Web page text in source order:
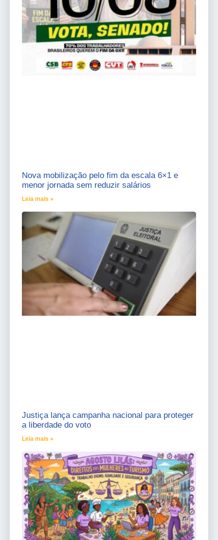
Nova mobilização pelo fim da escala 6×1 e
menor jornada sem reduzir salários
Leia mais »
Justiça lança campanha nacional para proteger
a liberdade do voto
Leia mais »